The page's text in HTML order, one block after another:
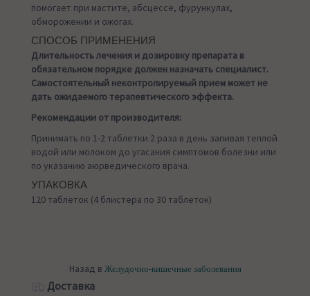
помогает при мастите, абсцессе, фурункулах,
обморожении и ожогах.
СПОСОБ ПРИМЕНЕНИЯ
Длительность лечения и дозировку препарата в
обязательном порядке должен назначать специалист.
Самостоятельный неконтролируемый прием может не
дать ожидаемого терапевтического эффекта.
Рекомендации от производителя:
Принимать по 1-2 таблетки 2 раза в день запивая теплой
водой или молоком до угасания симптомов болезни или
по указанию аюрведического врача.
УПАКОВКА
120 таблеток (4 блистера по 30 таблеток)
Назад в Желудочно-кишечные заболевания
Доставка